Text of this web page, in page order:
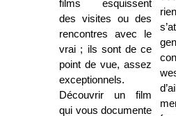
films esquissent
des visites ou des
rencontres avec le
vrai ; ils sont de ce
point de vue, assez
exceptionnels.
Découvrir un film
qui vous documente